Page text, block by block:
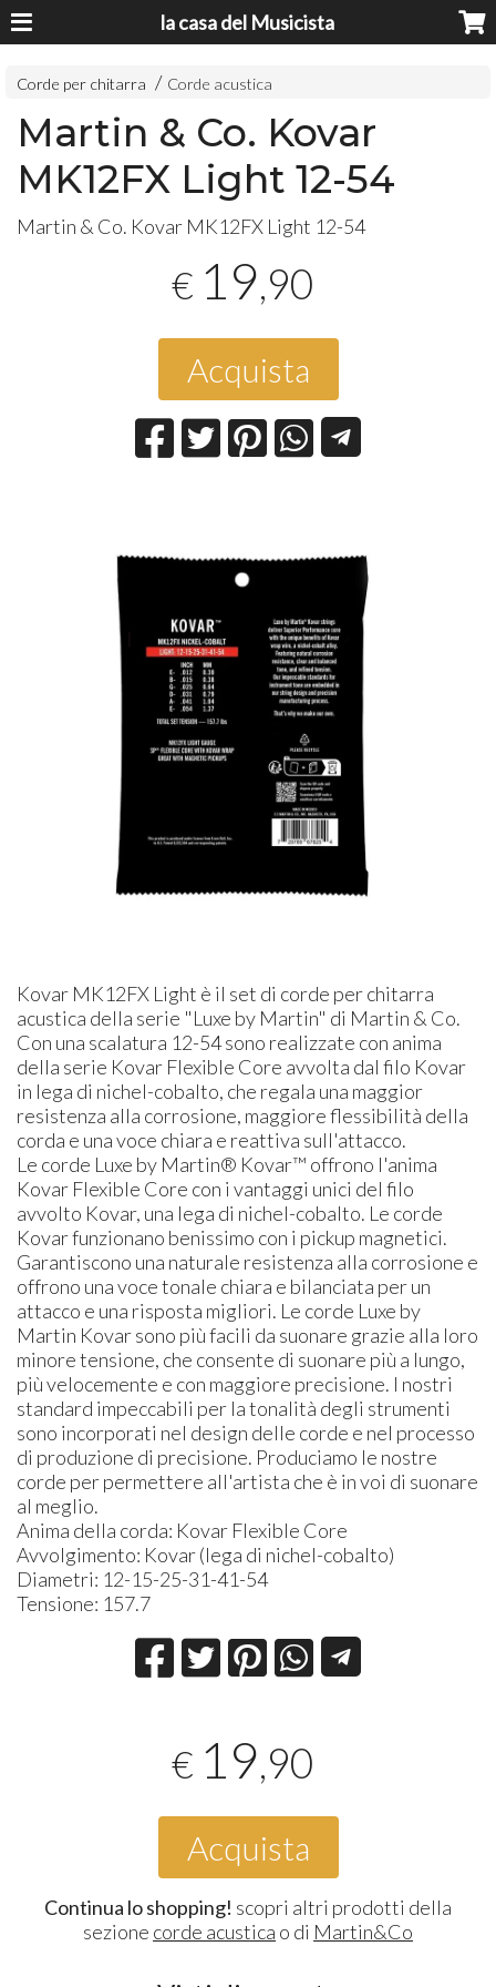
la casa del Musicista
Corde per chitarra Corde acustica
Martin & Co. Kovar
MK12FX Light 12-54
Martin & Co. Kovar MK12FX Light 12-54
€ 19,90
Acquista
Kovar MK12FX Light è il set di corde per chitarra
acustica della serie "Luxe by Martin" di Martin & Co.
Con una scalatura 12-54 sono realizzate con anima
della serie Kovar Flexible Core avvolta dal filo Kovar
in lega di nichel-cobalto, che regala una maggior
resistenza alla corrosione, maggiore flessibilità della
corda e una voce chiara e reattiva sull'attacco.
Le corde Luxe by Martin® Kovar™ offrono l'anima
Kovar Flexible Core con i vantaggi unici del filo
avvolto Kovar, una lega di nichel-cobalto. Le corde
Kovar funzionano benissimo con i pickup magnetici.
Garantiscono una naturale resistenza alla corrosione e
offrono una voce tonale chiara e bilanciata per un
attacco e una risposta migliori. Le corde Luxe by
Martin Kovar sono più facili da suonare grazie alla loro
minore tensione, che consente di suonare più a lungo,
più velocemente e con maggiore precisione. I nostri
standard impeccabili per la tonalità degli strumenti
sono incorporati nel design delle corde e nel processo
di produzione di precisione. Produciamo le nostre
corde per permettere all'artista che è in voi di suonare
al meglio.
Anima della corda: Kovar Flexible Core
Avvolgimento: Kovar (lega di nichel-cobalto)
Diametri: 12-15-25-31-41-54
Tensione: 157.7
€ 19,90
Acquista
Continua lo shopping! scopri altri prodotti della
sezione corde acustica o di Martin&Co